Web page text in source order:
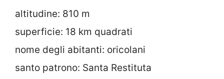
altitudine: 810 m
superficie: 18 km quadrati
nome degli abitanti: oricolani
santo patrono: Santa Restituta